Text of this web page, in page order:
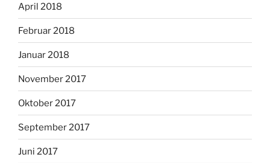
April 2018
Februar 2018
Januar 2018
November 2017
Oktober 2017
September 2017
Juni 2017